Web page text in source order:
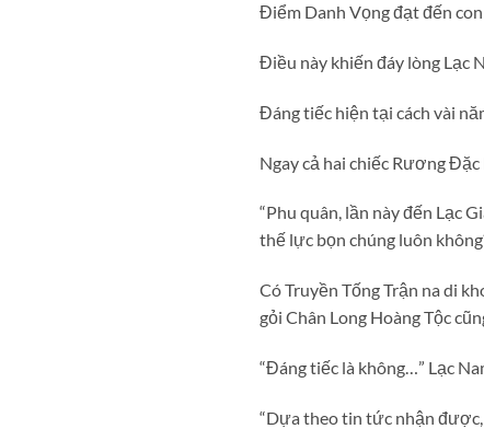
Điểm Danh Vọng đạt đến
Điều này khiến đáy lòng Lạc
Đáng tiếc hiện tại cách vài
Ngay cả hai chiếc Rương
“Phu quân, lần này đến Lạc
thế lực bọn chúng luôn
Có Truyền Tống Trận na di
gỏi Chân Long Hoàng Tộc
“Đáng tiếc là không…” Lạc
“Dựa theo tin tức nhận